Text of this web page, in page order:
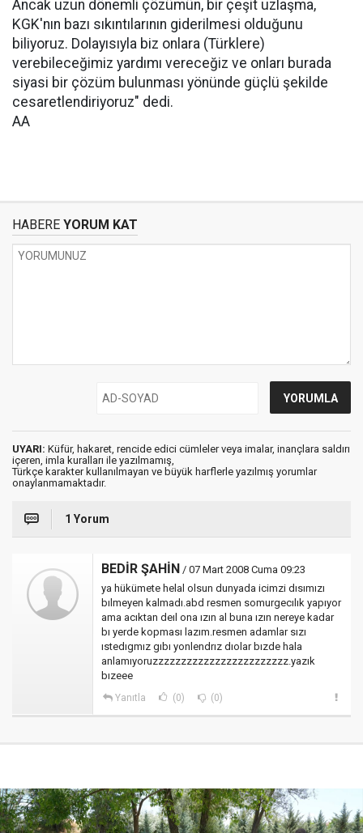
Ancak uzun dönemli çözümün, bir çeşit uzlaşma,
KGK'nın bazı sıkıntılarının giderilmesi olduğunu
biliyoruz. Dolayısıyla biz onlara (Türklere)
verebileceğimiz yardımı vereceğiz ve onları burada
siyasi bir çözüm bulunması yönünde güçlü şekilde
cesaretlendiriyoruz" dedi.
AA
HABERE YORUM KAT
UYARI: Küfür, hakaret, rencide edici cümleler veya imalar, inançlara saldırı
içeren, imla kuralları ile yazılmamış,
Türkçe karakter kullanılmayan ve büyük harflerle yazılmış yorumlar
onaylanmamaktadır.
1 Yorum
BEDİR ŞAHİN / 07 Mart 2008 Cuma 09:23
ya hükümete helal olsun dunyada icimzi dısımızı
bılmeyen kalmadı.abd resmen somurgecılık yapıyor
ama acıktan deıl ona ızın al buna ızın nereye kadar
bı yerde kopması lazım.resmen adamlar sızı
ıstedıgmız gıbı yonlendrız dıolar bızde hala
anlamıyoruzzzzzzzzzzzzzzzzzzzzzzzz.yazık
bızeee
Yanıtla (0) (0)